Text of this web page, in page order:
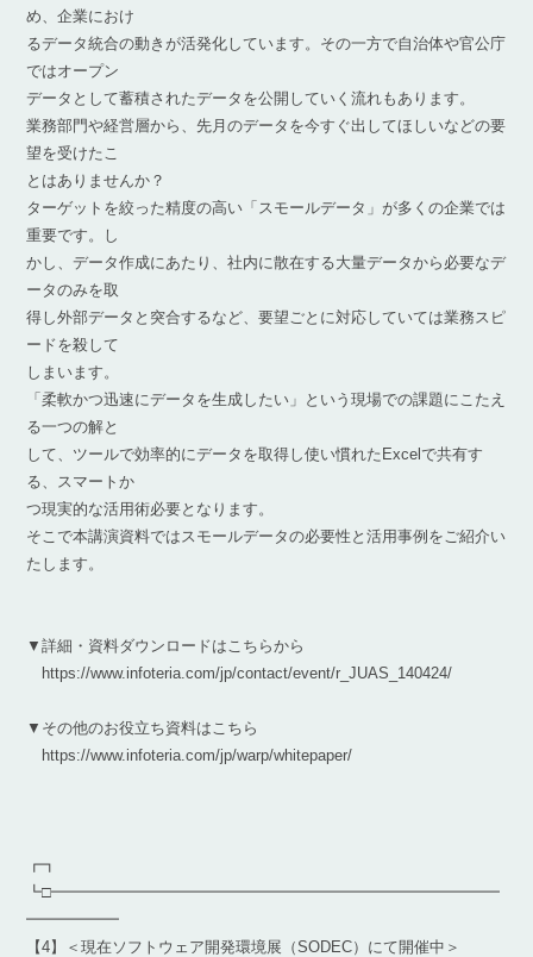
め、企業におけ
るデータ統合の動きが活発化しています。その一方で自治体や官公庁
ではオープン
データとして蓄積されたデータを公開していく流れもあります。
業務部門や経営層から、先月のデータを今すぐ出してほしいなどの要
望を受けたこ
とはありませんか？
ターゲットを絞った精度の高い「スモールデータ」が多くの企業では
重要です。し
かし、データ作成にあたり、社内に散在する大量データから必要なデ
ータのみを取
得し外部データと突合するなど、要望ごとに対応していては業務スピ
ードを殺して
しまいます。
「柔軟かつ迅速にデータを生成したい」という現場での課題にこたえ
る一つの解と
して、ツールで効率的にデータを取得し使い慣れたExcelで共有す
る、スマートか
つ現実的な活用術必要となります。
そこで本講演資料ではスモールデータの必要性と活用事例をご紹介い
たします。
▼詳細・資料ダウンロードはこちらから
https://www.infoteria.com/jp/contact/event/r_JUAS_140424/
▼その他のお役立ち資料はこちら
https://www.infoteria.com/jp/warp/whitepaper/
┏┓
┗□━━━━━━━━━━━━━━━━━━━━━━━━━━━━━
━━━━━━
【4】＜現在ソフトウェア開発環境展（SODEC）にて開催中＞